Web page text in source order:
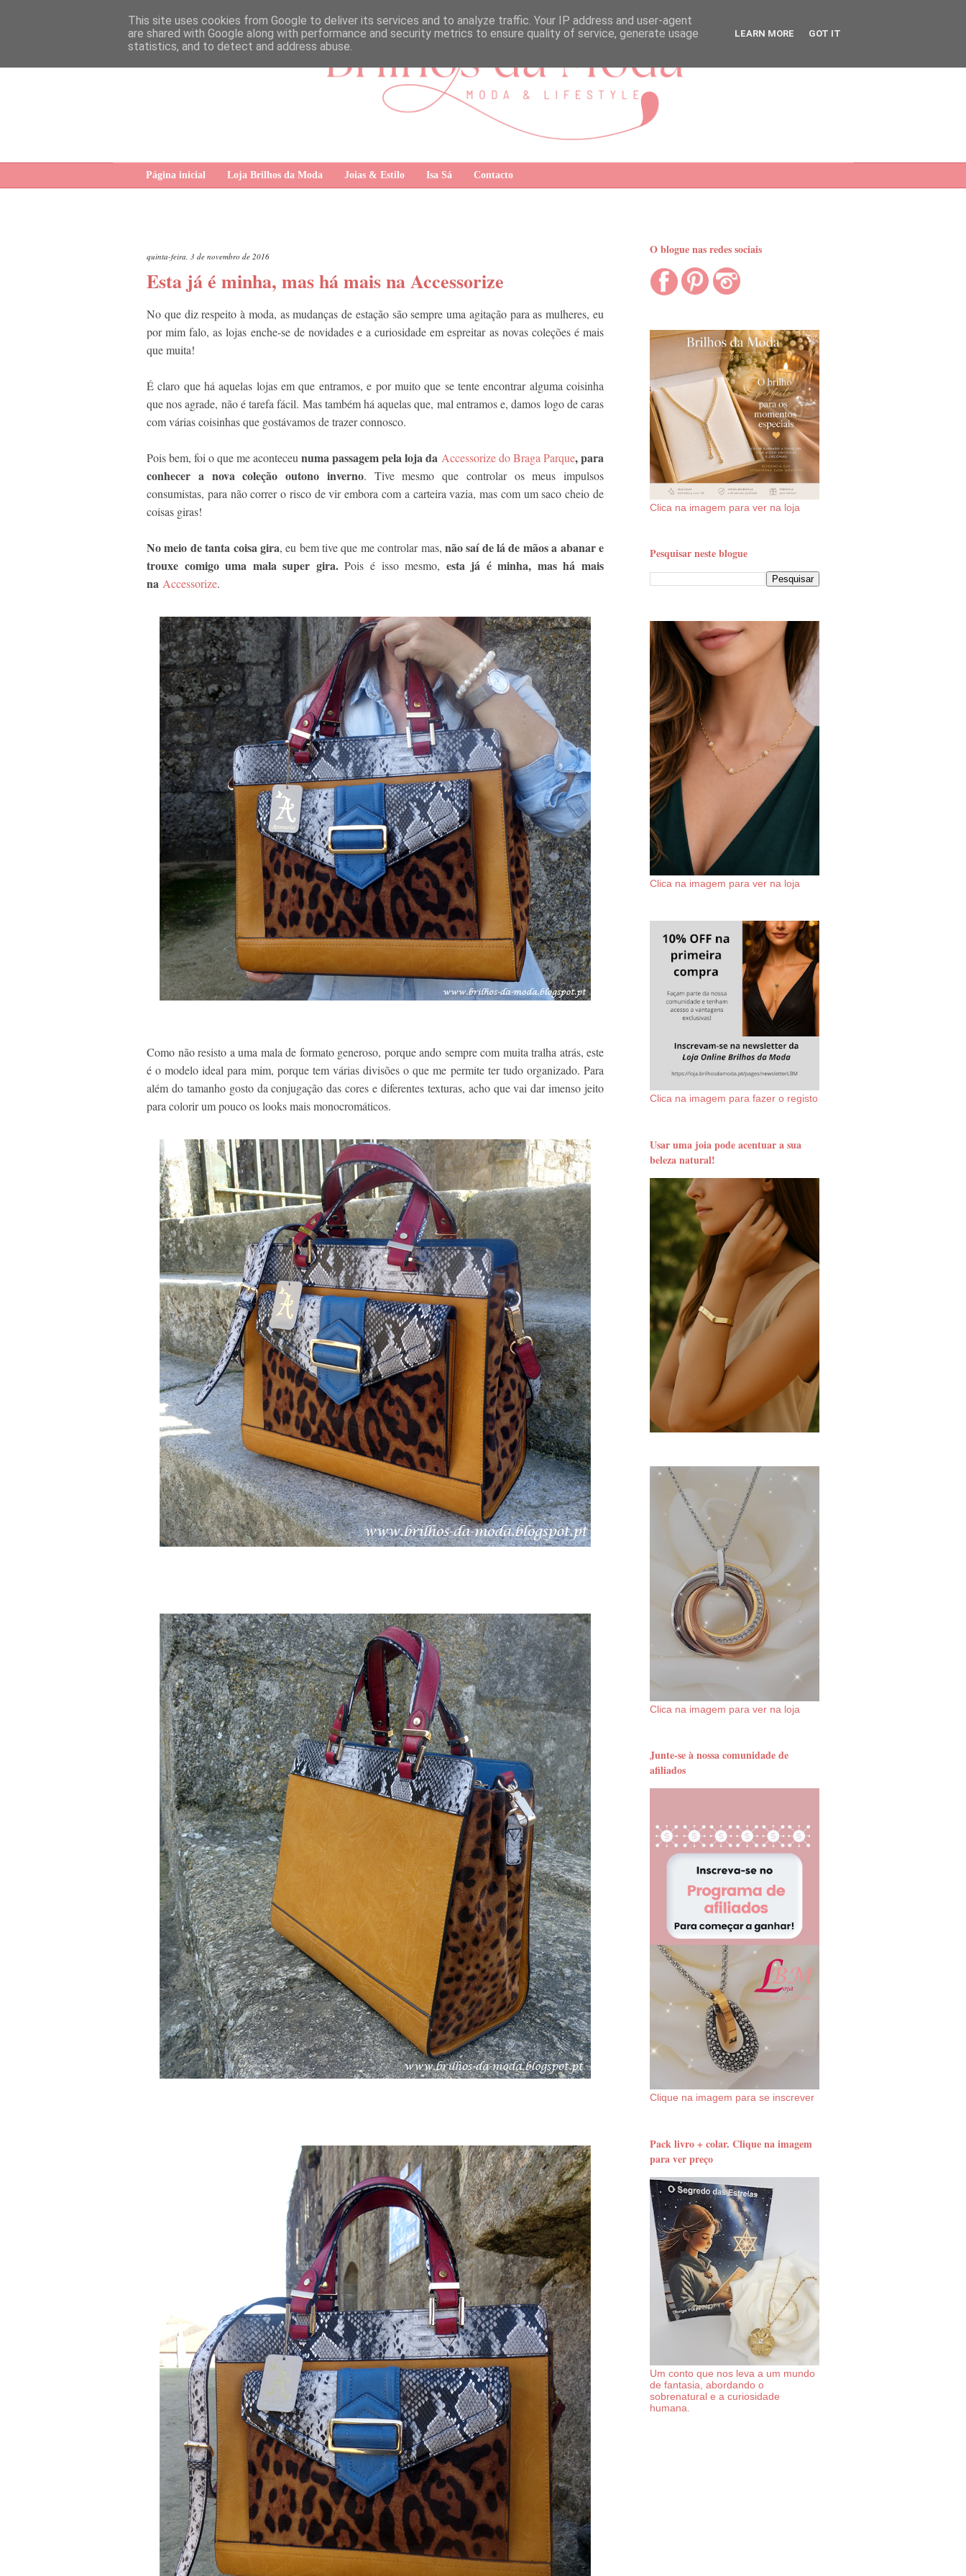
Página inicial Loja Brilhos da Moda Joias & Estilo Isa Sá Contacto
quinta-feira, 3 de novembro de 2016
Esta já é minha, mas há mais na Accessorize
No que diz respeito à moda, as mudanças de estação são sempre uma agitação para as mulheres, eu
por mim falo, as lojas enche-se de novidades e a curiosidade em espreitar as novas coleções é mais
que muita!
É claro que há aquelas lojas em que entramos, e por muito que se tente encontrar alguma coisinha
que nos agrade, não é tarefa fácil. Mas também há aquelas que, mal entramos e, damos logo de caras
com várias coisinhas que gostávamos de trazer connosco.
Pois bem, foi o que me aconteceu numa passagem pela loja da Accessorize do Braga Parque, para
conhecer a nova coleção outono inverno. Tive mesmo que controlar os meus impulsos
consumistas, para não correr o risco de vir embora com a carteira vazia, mas com um saco cheio de
coisas giras!
No meio de tanta coisa gira, eu bem tive que me controlar mas, não saí de lá de mãos a abanare
trouxe comigo uma mala super gira.Pois é isso mesmo, esta já é minha, mas há mais
na Accessorize.
Como não resisto a uma mala de formato generoso, porque ando sempre com muita tralha atrás, este
é o modelo ideal para mim, porque tem várias divisões o que me permite ter tudo organizado. Para
além do tamanho gosto da conjugação das cores e diferentes texturas, acho que vai dar imenso jeito
para colorir um pouco os looks mais monocromáticos.
O blogue nas redes sociais
Clica na imagem para ver na loja
Pesquisar neste blogue
Clica na imagem para ver na loja
Clica na imagem para fazer o registo
Usar uma joia pode acentuar a sua
beleza natural!
Clica na imagem para ver na loja
Junte-se à nossa comunidade de
afiliados
Clique na imagem para se inscrever
Pack livro + colar. Clique na imagem
para ver preço
Um conto que nos leva a um mundo
de fantasia, abordando o
sobrenatural e a curiosidade
humana.
This site uses cookies from Google to deliver its services and to analyze traffic. Your IP address and user-agent
are shared with Google along with performance and security metrics to ensure quality of service, generate usage
statistics, and to detect and address abuse.
LEARN MORE GOT IT